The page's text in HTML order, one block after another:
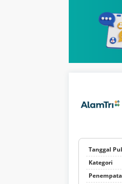
Tanggal
Kategori